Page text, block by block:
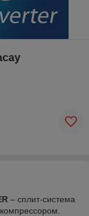
– сплит-система